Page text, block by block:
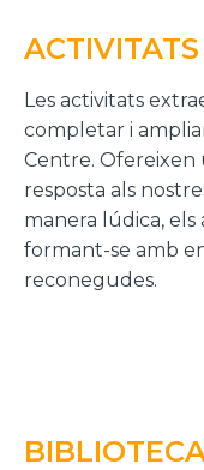
Les activitats
completar i
Centre.
resposta als
manera lúdica,
formant-se amb
reconegudes.